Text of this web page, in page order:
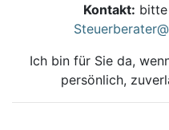
Kontakt:
Ich bin für Sie da,
persönlich,